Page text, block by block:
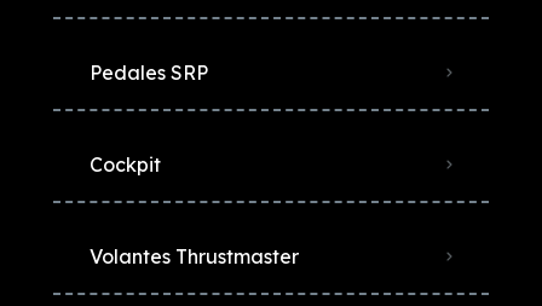
Pedales SRP
Cockpit
Volantes Thrustmaster